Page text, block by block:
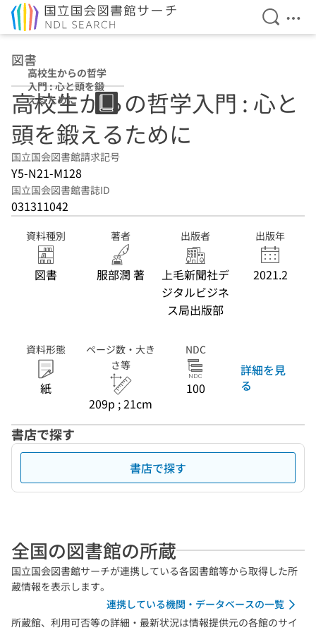
検索を
メ
図書
高校生からの哲学
入門 : 心と頭を鍛
えるために
高校生からの哲学入門 : 心と
頭を鍛えるために
国立国会図書館請求記号
Y5-N21-M128
国立国会図書館書誌ID
031311042
資料種別
図書
著者
服部潤 著
出版者
上毛新聞社デ
ジタルビジネ
ス局出版部
出版年
2021.2
資料形態
紙
ページ数・大き
さ等
209p ; 21cm
NDC
100
詳細を見
る
書店で探す
書店で探す
全国の図書館の所蔵
国立国会図書館サーチが連携している各図書館等から取得した所
蔵情報を表示します。
連携している機関・データベースの一覧
所蔵館、利用可否等の詳細・最新状況は情報提供元の各館のサイ